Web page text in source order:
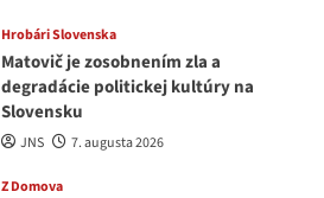
Hrobári Slovenska
Matovič je zosobnením zla a
degradácie politickej kultúry na
Slovensku
JNS 7. augusta 2026
Z Domova